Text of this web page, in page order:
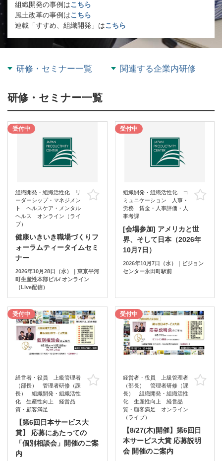
組織開発の事例はこちら
風土改革の事例はこちら
連載「すすめ、組織開発」はこちら
研修・セミナー一覧 関連する企業内研修
研修・セミナー一覧
受付中
組織開発・組織活性化 リ
ーダーシップ・マネジメン
ト ヘルスケア・メンタル
ヘルス オンライン（ライ
ブ）
お気に入り
健康いきいき職場づくりフ
ォーラムティータイムセミ
ナー
2026年10月28日（水）｜東京平河
町生産性本部ビル/ オンライン
（Live配信）
受付中
組織開発・組織活性化 コ
ミュニケーション 人事・
労務 賃金・人事評価・人
事考課
[会場参加] アメリカと世
界、そして日本（2026年
10月7日）
2026年10月7日（水）｜ビジョン
センター永田町駅前
受付中
経営者・役員 上級管理者
（部長） 管理者研修（課
長） 組織開発・組織活性
化 生産性向上 経営品
質・顧客満足
お気に入り
【第6回日本サービス大
賞】 応募にあたっての
「個別相談会」開催のご案
内
受付中
経営者・役員 上級管理者
（部長） 管理者研修（課
長） 組織開発・組織活性
化 生産性向上 経営品
質・顧客満足 オンライン
（ライブ）
【8/27(木)開催】第6回日
本サービス大賞 応募説明
会 開催のご案内